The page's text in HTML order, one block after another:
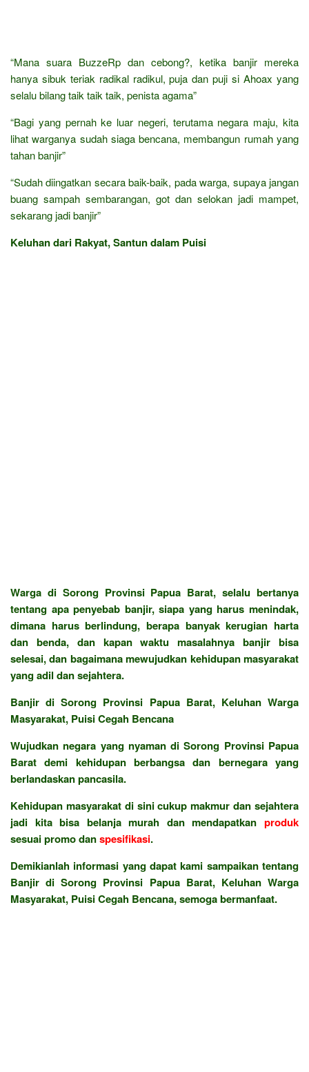
“Mana suara BuzzeRp dan cebong?, ketika banjir mereka
hanya sibuk teriak radikal radikul, puja dan puji si Ahoax yang
selalu bilang taik taik taik, penista agama”
“Bagi yang pernah ke luar negeri, terutama negara maju, kita
lihat warganya sudah siaga bencana, membangun rumah yang
tahan banjir”
“Sudah diingatkan secara baik-baik, pada warga, supaya jangan
buang sampah sembarangan, got dan selokan jadi mampet,
sekarang jadi banjir”
Keluhan dari Rakyat, Santun dalam Puisi
Warga di Sorong Provinsi Papua Barat, selalu bertanya
tentang apa penyebab banjir, siapa yang harus menindak,
dimana harus berlindung, berapa banyak kerugian harta
dan benda, dan kapan waktu masalahnya banjir bisa
selesai, dan bagaimana mewujudkan kehidupan masyarakat
yang adil dan sejahtera.
Banjir di Sorong Provinsi Papua Barat, Keluhan Warga
Masyarakat, Puisi Cegah Bencana
Wujudkan negara yang nyaman di Sorong Provinsi Papua
Barat demi kehidupan berbangsa dan bernegara yang
berlandaskan pancasila.
Kehidupan masyarakat di sini cukup makmur dan sejahtera
jadi kita bisa belanja murah dan mendapatkan produk
sesuai promo danspesifikasi.
Demikianlah informasi yang dapat kami sampaikan tentang
Banjir di Sorong Provinsi Papua Barat, Keluhan Warga
Masyarakat, Puisi Cegah Bencana, semoga bermanfaat.